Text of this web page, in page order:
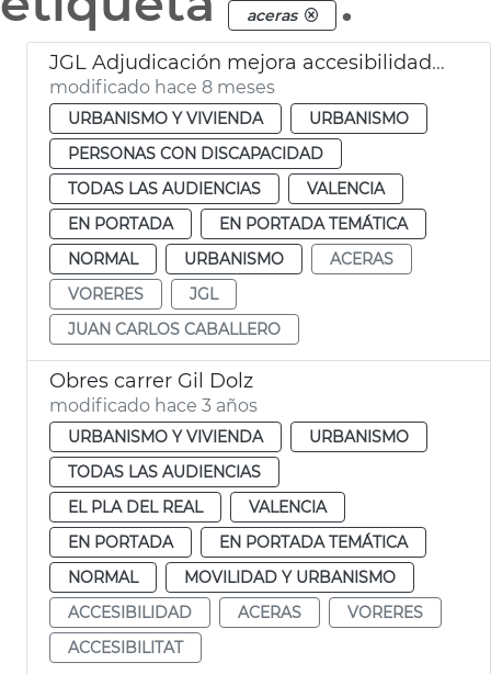
aceras
JGL Adjudicación mejora accesibilidad aceras
modificado hace 8 meses
URBANISMO Y VIVIENDA
URBANISMO
PERSONAS CON DISCAPACIDAD
TODAS LAS AUDIENCIAS
VALENCIA
EN PORTADA
EN PORTADA TEMÁTICA
NORMAL
URBANISMO
ACERAS
VORERES
JGL
JUAN CARLOS CABALLERO
Obres carrer Gil Dolz
modificado hace 3 años
URBANISMO Y VIVIENDA
URBANISMO
TODAS LAS AUDIENCIAS
EL PLA DEL REAL
VALENCIA
EN PORTADA
EN PORTADA TEMÁTICA
NORMAL
MOVILIDAD Y URBANISMO
ACCESIBILIDAD
ACERAS
VORERES
ACCESIBILITAT